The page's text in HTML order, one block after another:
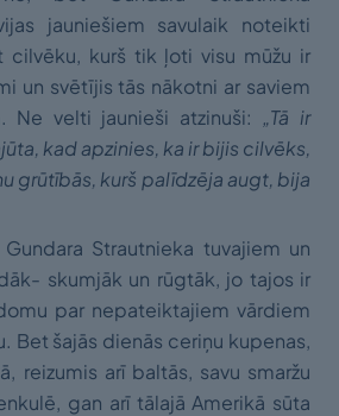
jauniešiem savulaik noteikti
cilvēku, kurš tik ļoti visu mūžu ir
un svētījis tās nākotni ar saviem
Ne velti jaunieši atzinuši: „Tā ir
kadapzinies, ka irbijis cilvēks,
grūtībās, kurš palīdzējaaugt, bija
Strautnieka tuvajiem un
skumjāk un rūgtāk, jo tajos ir
par nepateiktajiem vārdiem
Bet šajās dienās ceriņu kupenas,
reizumis arī baltās, savu smaržu
gan arī tālajā Amerikā sūta